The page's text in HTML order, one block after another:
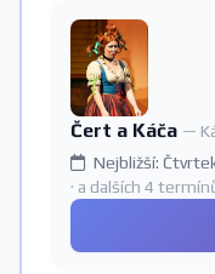
Čert a Káča —
Nejbližší:
· a dalších 4